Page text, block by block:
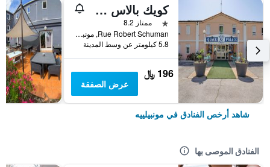
كويك بالاس مونتبيلير
نجمة واحدة
ممتاز 8.2
Rue Robert Schuman, مونبيلييه, إقليم هيرولت, فرنسا
5.8 كيلومتر عن وسط المدينة
196 ﷼
عرض الصفقة
شاهد أرخص الفنادق في مونبيلييه
الفنادق الموصى بها